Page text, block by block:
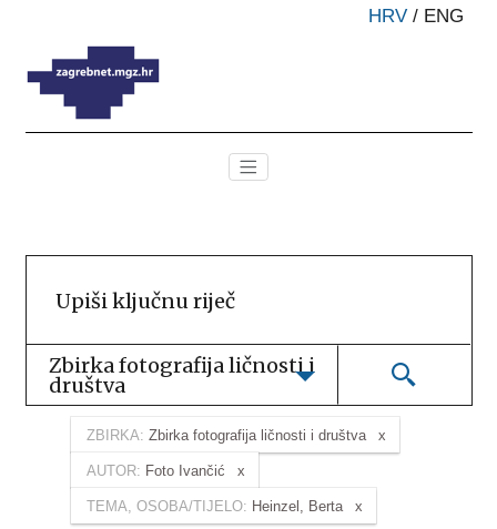
HRV / ENG
Zbirka fotografija ličnosti i
društva
ZBIRKA: Zbirka fotografija ličnosti i društva
AUTOR: Foto Ivančić
TEMA, OSOBA/TIJELO: Heinzel, Berta